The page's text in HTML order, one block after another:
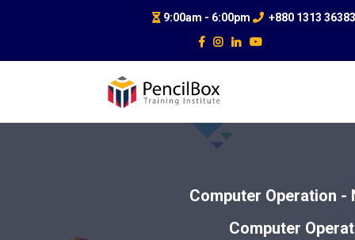
9:00am - 6:00pm +880 1313
Computer Operation -
Computer